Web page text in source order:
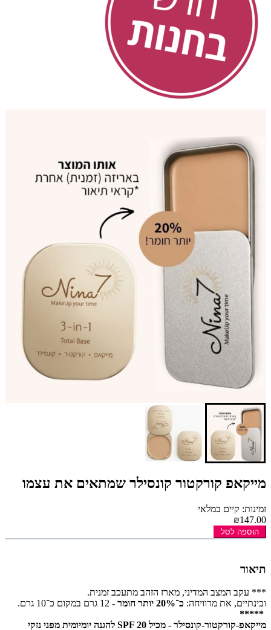
מייקאפ קורקטור קונסילר שמתאים את עצמו
זמינות: קיים במלאי
₪147.00
הוספה לסל
תיאור
*** עקב המצב המדיני, מארז הזהב מתעכב זמנית.
ובינתיים, את מרוויחה: כ־20% יותר חומר
- 12 גרם במקום כ־10 גרם.
*****
מייקאפ-קורקטור-קונסילר - מכיל SPF 20 להגנה יומיומית מפני נזקי